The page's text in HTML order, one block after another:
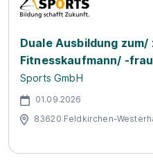
Duale Ausbildung
Fitnesskaufmann/ -
Sports GmbH
01.09.2026
83620 Feldkirchen-